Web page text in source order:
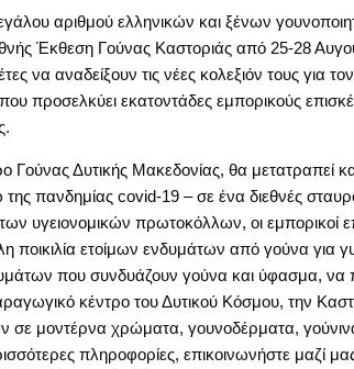
αριθμού ελληνικών και ξένων
Έκθεση Γούνας Καστοριάς από 25-28
να αναδείξουν τις νέες κολεξιόν τους για
προσελκύει εκατοντάδες εμπορικούς
Γούνας Δυτικής Μακεδονίας, θα μετατραπεί
πανδημίας covid-19 – σε ένα διεθνές
υγειονομικών πρωτοκόλλων, οι εμπορικοί
ποικιλία ετοίμων ενδυμάτων από γούνα για
που συνδυάζουν γούνα και ύφασμα, να
κέντρο του Δυτικού Κόσμου, την
σε μοντέρνα χρώματα, γουνοδέρματα,
πληροφορίες, επικοινωνήστε μαζί